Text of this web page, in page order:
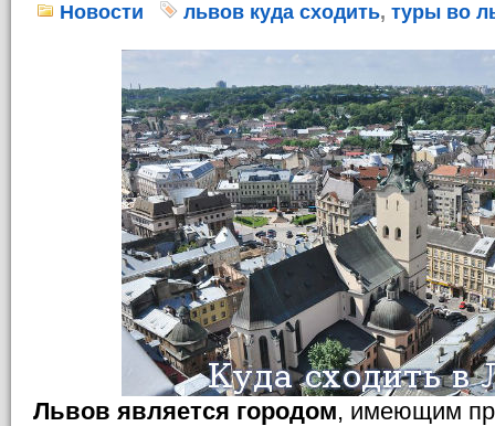
Новости
львов куда сходить, туры во
Львов является городом, имеющим